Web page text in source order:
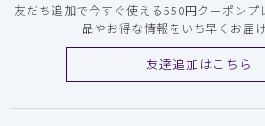
友だち追加で今すぐ使える550円クーポンプ
品やお得な情報をいち早くお届け
友達追加はこちら